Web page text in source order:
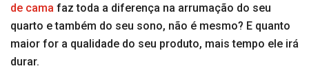
de cama faz toda a diferença na arrumação do seu
quarto e também do seu sono, não é mesmo? E quanto
maior for a qualidade do seu produto, mais tempo ele irá
durar.